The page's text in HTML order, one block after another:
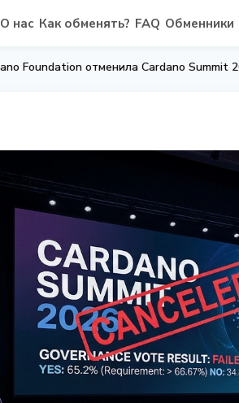
О нас Как обменять? FAQ Обменники